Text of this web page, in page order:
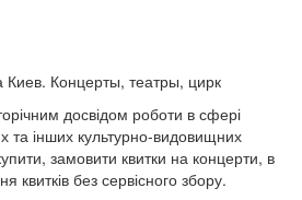
досвідом роботи в сфері
та інших культурно-видовищних
замовити квитки на концерти, в
квитків без сервісного збору.